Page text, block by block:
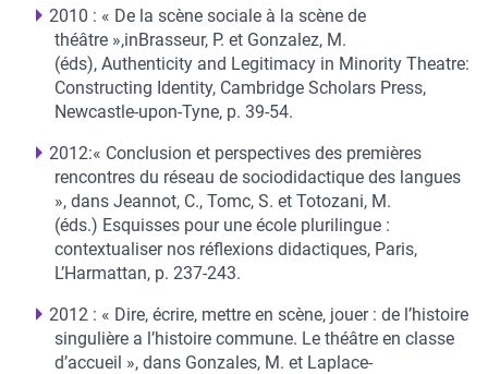
2010 : « De la scène sociale à la scène de
théâtre »,inBrasseur, P. et Gonzalez, M.
(éds), Authenticity and Legitimacy in Minority Theatre:
Constructing Identity, Cambridge Scholars Press,
Newcastle-upon-Tyne, p. 39-54.
2012:« Conclusion et perspectives des premières
rencontres du réseau de sociodidactique des langues
», dans Jeannot, C., Tomc, S. et Totozani, M.
(éds.) Esquisses pour une école plurilingue :
contextualiser nos réflexions didactiques, Paris,
L’Harmattan, p. 237-243.
2012 : « Dire, écrire, mettre en scène, jouer : de l’histoire
singulière a l’histoire commune. Le théâtre en classe
d’accueil », dans Gonzales, M. et Laplace-